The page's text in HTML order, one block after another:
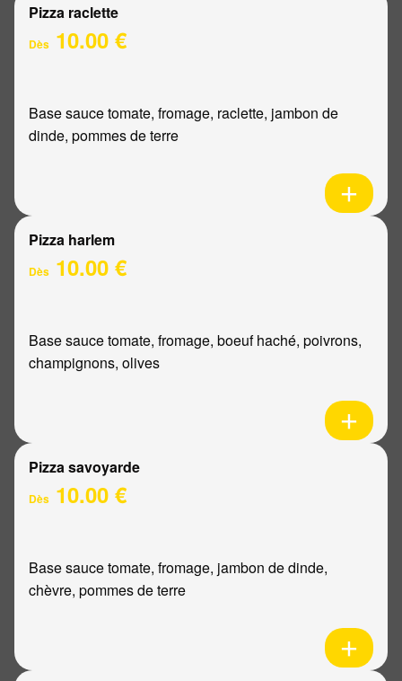
Pizza raclette
Dès 10.00 €
Base sauce tomate, fromage, raclette, jambon de
dinde, pommes de terre
Pizza harlem
Dès 10.00 €
Base sauce tomate, fromage, boeuf haché, poivrons,
champignons, olives
Pizza savoyarde
Dès 10.00 €
Base sauce tomate, fromage, jambon de dinde,
chèvre, pommes de terre